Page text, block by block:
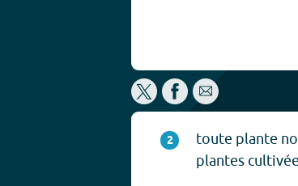
2
toute plante
plantes